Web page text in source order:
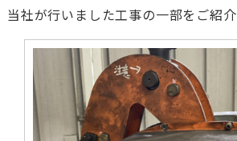
当社が行いました工事の一部をご紹介